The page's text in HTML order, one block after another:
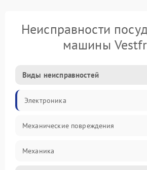
Неисправности
машины
Виды неисправностей
Электроника
Механические повреждения
Механика